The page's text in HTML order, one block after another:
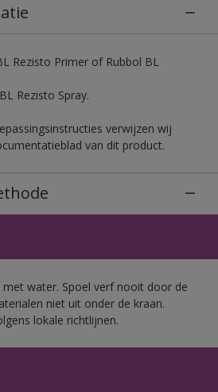
Rezisto Primer of Rubbol BL
Rezisto Spray.
verwijzen wij
van dit product.
met water. Spoel verf nooit door de
niet uit onder de kraan.
lokale richtlijnen.